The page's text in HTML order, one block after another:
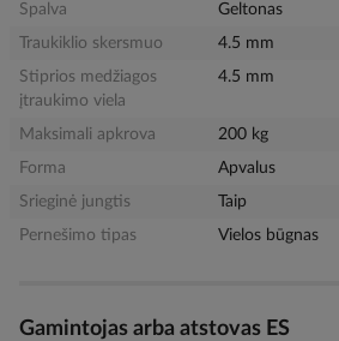
Spalva
Geltonas
Traukiklio skersmuo
4.5 mm
Stiprios medžiagos
įtraukimo viela
4.5 mm
Maksimali apkrova
200 kg
Forma
Apvalus
Srieginė jungtis
Taip
Pernešimo tipas
Vielos būgnas
Gamintojas arba atstovas ES